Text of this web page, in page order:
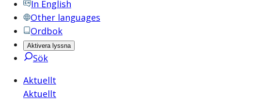
In English
Other languages
Ordbok
Aktivera lyssna
Sök
Aktuellt
Aktuellt